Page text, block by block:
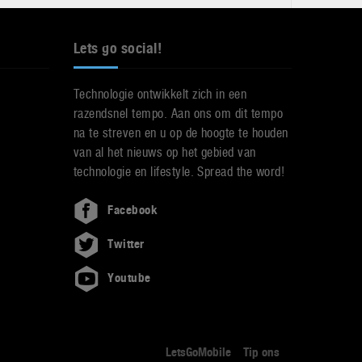
Lets go social!
Technologie ontwikkelt zich in een
razendsnel tempo. Aan ons om dit tempo
na te streven en u op de hoogte te houden
van al het nieuws op het gebied van
technologie en lifestyle. Spread the word!
Facebook
Twitter
Youtube
LetsGoMobile Tip ons